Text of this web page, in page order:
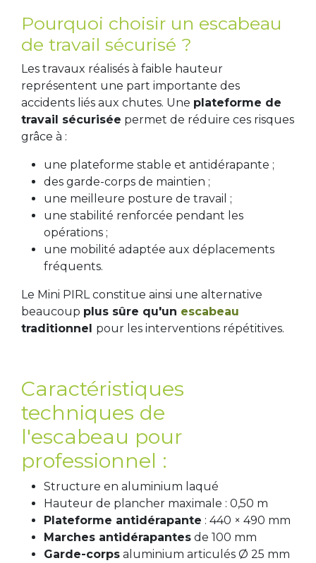
Pourquoi choisir un escabeau
de travail sécurisé ?
Les travaux réalisés à faible hauteur
représentent une part importante des
accidents liés aux chutes. Une plateforme de
travail sécurisée permet de réduire ces risques
grâce à :
une plateforme stable et antidérapante ;
des garde-corps de maintien ;
une meilleure posture de travail ;
une stabilité renforcée pendant les
opérations ;
une mobilité adaptée aux déplacements
fréquents.
Le Mini PIRL constitue ainsi une alternative
beaucoup plus sûre qu'un escabeau
traditionnel pour les interventions répétitives.
Caractéristiques
techniques de
l'escabeau pour
professionnel :
Structure en aluminium laqué
Hauteur de plancher maximale : 0,50 m
Plateforme antidérapante : 440 × 490 mm
Marches antidérapantes de 100 mm
Garde-corps aluminium articulés Ø 25 mm